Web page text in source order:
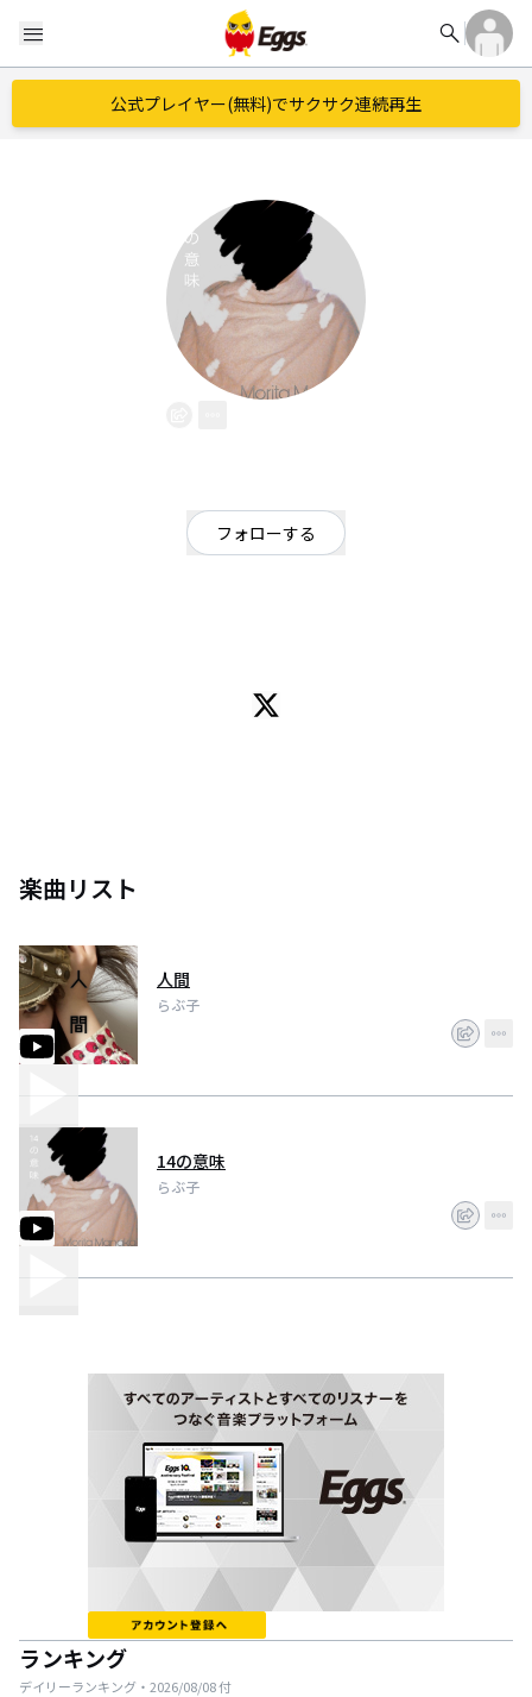
menu search
公式プレイヤー(無料)でサクサク連続再生
フォローする
楽曲リスト
人間
らぶ子
14の意味
らぶ子
ランキング
デイリーランキング・ 2026/08/08付